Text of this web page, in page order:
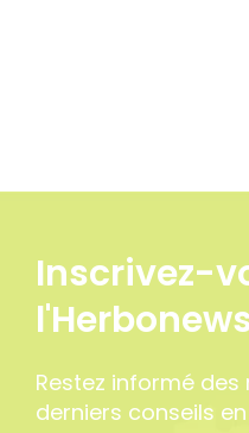
Inscrivez-
Restez informé
derniers conseils